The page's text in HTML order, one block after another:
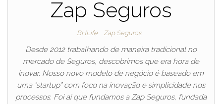
Zap Seguros
BHLife Zap Seguros
Desde 2012 trabalhando de maneira tradicional no
mercado de Seguros, descobrimos que era hora de
inovar. Nosso novo modelo de negócio é baseado em
uma “startup” com foco na inovação e simplicidade nos
processos. Foi ai que fundamos a Zap Seguros, fundada